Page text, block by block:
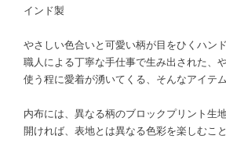
インド製
やさしい色合いと可愛い柄が目をひくハン
職人による丁寧な手仕事で生み出された、
使う程に愛着が湧いてくる、そんなアイテム
内布には、異なる柄のブロックプリント生
開ければ、表地とは異なる色彩を楽しむこ